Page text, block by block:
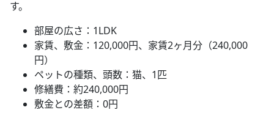
す。
部屋の広さ：1LDK
家賃、敷金：120,000円、家賃2ヶ月分（240,000
円）
ペットの種類、頭数：猫、1匹
修繕費：約240,000円
敷金との差額：0円